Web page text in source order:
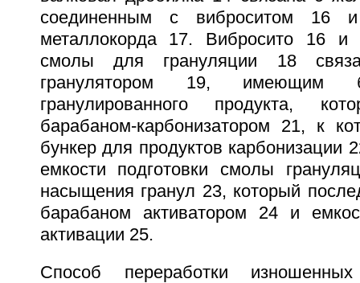
соединенным с виброситом 16
металлокорда 17. Вибросито 16 и
смолы для грануляции 18
гранулятором 19,
гранулированного продукта,
барабаном-карбонизатором 21, к
бункер для продуктов
емкости подготовки смолы
насыщения гранул 23, который
барабаном активатором 24 и
активации 25.
Способ переработки